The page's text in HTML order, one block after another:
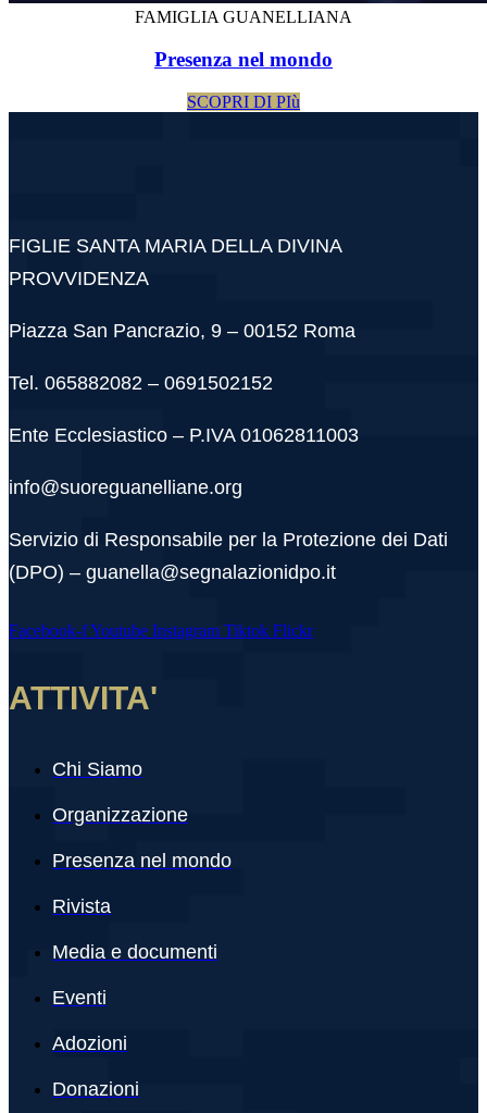
FAMIGLIA GUANELLIANA
Presenza nel mondo
SCOPRI DI PIù
FIGLIE SANTA MARIA DELLA DIVINA
PROVVIDENZA
Piazza San Pancrazio, 9 – 00152 Roma
Tel. 065882082 – 0691502152
Ente Ecclesiastico – P.IVA 01062811003
info@suoreguanelliane.org
Servizio di Responsabile per la Protezione dei Dati
(DPO) – guanella@segnalazionidpo.it
Facebook-fYoutube Instagram Tiktok Flickr
ATTIVITA'
Chi Siamo
Organizzazione
Presenza nel mondo
Rivista
Media e documenti
Eventi
Adozioni
Donazioni